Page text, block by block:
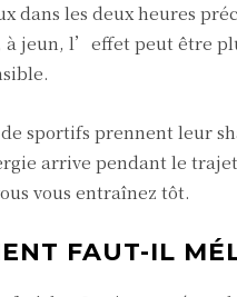
dans les deux heures
jeun, l’effet peut être
sportifs prennent leur
arrive pendant le
vous entraînez tôt.
FAUT-IL